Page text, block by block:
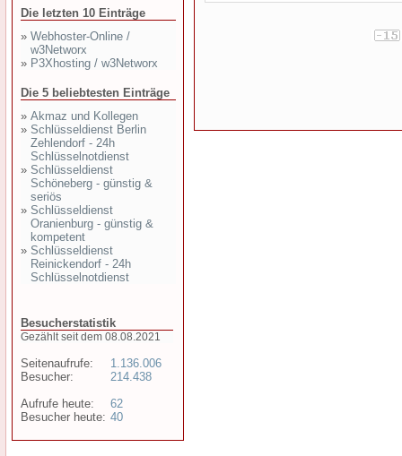
Die letzten 10 Einträge
» Webhoster-Online /
w3Networx
» P3Xhosting / w3Networx
Die 5 beliebtesten Einträge
» Akmaz und Kollegen
» Schlüsseldienst Berlin
Zehlendorf - 24h
Schlüsselnotdienst
» Schlüsseldienst
Schöneberg - günstig &
seriös
» Schlüsseldienst
Oranienburg - günstig &
kompetent
» Schlüsseldienst
Reinickendorf - 24h
Schlüsselnotdienst
Besucherstatistik
Gezählt seit dem 08.08.2021
Seitenaufrufe:
Besucher:
Aufrufe heute:
Besucher heute:
1.136.006
214.438
62
40